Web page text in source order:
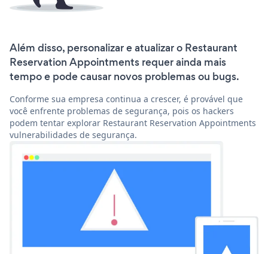
Além disso, personalizar e atualizar o Restaurant
Reservation Appointments requer ainda mais
tempo e pode causar novos problemas ou bugs.
Conforme sua empresa continua a crescer, é provável que
você enfrente problemas de segurança, pois os hackers
podem tentar explorar Restaurant Reservation Appointments
vulnerabilidades de segurança.